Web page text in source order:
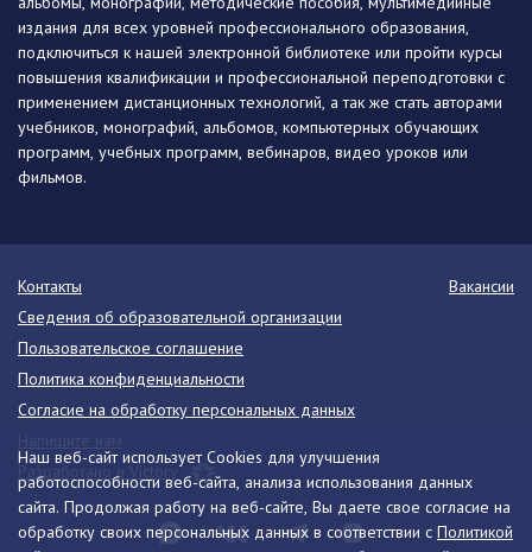
Наш веб-сайт использует Cookies для улучшения
работоспособности веб-сайта, анализа использования данных
сайта. Продолжая работу на веб-сайте, Вы даете свое согласие на
обработку своих персональных данных в соответствии с Политикой
издания для всех уровней профессионального образования,
подключиться к нашей электронной библиотеке или пройти курсы
повышения квалификации и профессиональной переподготовки с
применением дистанционных технологий, а так же стать авторами
учебников, монографий, альбомов, компьютерных обучающих
программ, учебных программ, вебинаров, видео уроков или
фильмов.
Контакты
Вакансии
Сведения об образовательной организации
Пользовательское соглашение
Политика конфиденциальности
Согласие на обработку персональных данных
Разработано в Victory